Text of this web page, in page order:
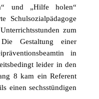
und „Hilfe holen“
Schulsozialpädagoge
zum
Gestaltung einer
in
leider in den
8 kam ein Referent
einen sechsstündigen